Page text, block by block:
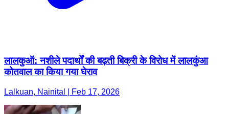
लालकुऑ: नशीले पदार्थों की बढ़ती बिक्री के विरोध में लालकुंआ
कोतवाल का किया गया घेराव
Lalkuan, Nainital | Feb 17, 2026